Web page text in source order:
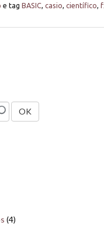
e tag BASIC, casio científico
OK
(4)